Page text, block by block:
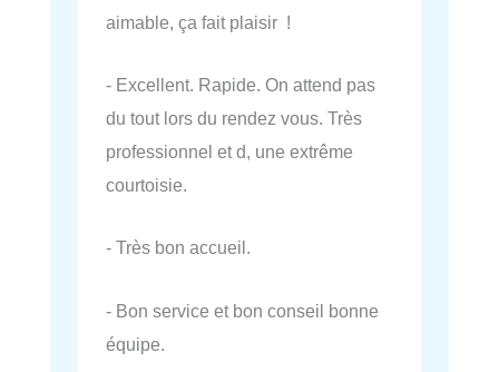
aimable, ça fait plaisir !
- Excellent. Rapide. On attend pas
du tout lors du rendez vous. Très
professionnel et d, une extrême
courtoisie.
- Très bon accueil.
- Bon service et bon conseil bonne
équipe.